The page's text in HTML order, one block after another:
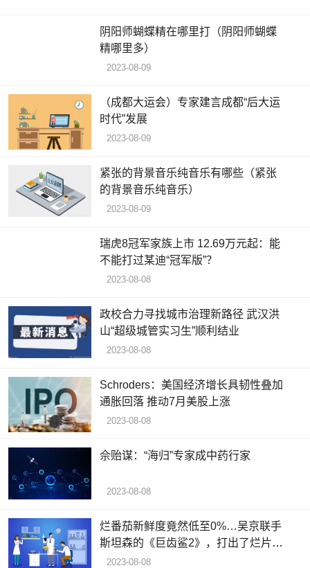
阴阳师蝴蝶精在哪里打（阴阳师蝴蝶
精哪里多）
2023-08-09
（成都大运会）专家建言成都“后大运
时代”发展
2023-08-09
紧张的背景音乐纯音乐有哪些（紧张
的背景音乐纯音乐）
2023-08-09
瑞虎8冠军家族上市 12.69万元起：能
不能打过某迪“冠军版”？
2023-08-08
政校合力寻找城市治理新路径 武汉洪
山“超级城管实习生”顺利结业
2023-08-08
Schroders：美国经济增长具韧性叠加
通胀回落 推动7月美股上涨
2023-08-08
佘贻谋：“海归”专家成中药行家
2023-08-08
烂番茄新鲜度竟然低至0%…吴京联手
斯坦森的《巨齿鲨2》，打出了烂片新
高度？
2023-08-08